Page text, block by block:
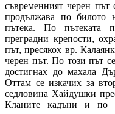
съвременният черен
продължава по билото
пътека. По пътеката
преградни крепости,
път, пресякох вр.
черен път. По този път
достигнах до махала
Оттам се изкачих за
седловина Хайдушки
Кланите кадъни и по